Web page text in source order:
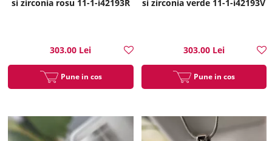
si zirconia rosu 11-1-i42193R
303.00 Lei
Pune in cos
si zirconia verde 11-1-i42193V
303.00 Lei
Pune in cos